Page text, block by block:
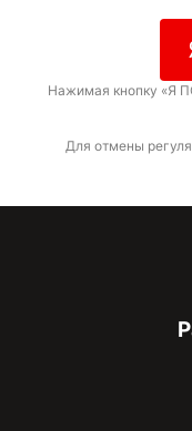
Нажимая кнопку «Я
Для отмены